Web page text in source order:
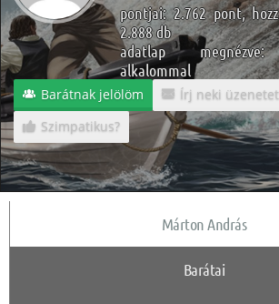
pontjai: 2.762 pont,
2.888 db
adatlap
alkalommal
Barátnak jelölöm
Írj neki
Szimpatikus?
Márton András
Barátai